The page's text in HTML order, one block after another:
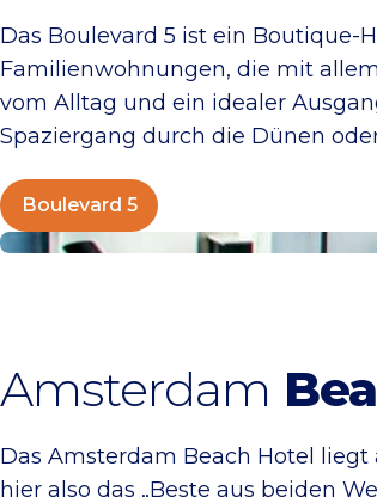
Das Boulevard 5 ist ein Boutique-
Familienwohnungen, die mit
vom Alltag und ein idealer
Spaziergang durch die Dünen
Boulevard 5
Amsterdam Beach Hotel
Amsterdam
Das Amsterdam Beach Hotel
hier also das „Beste aus beiden